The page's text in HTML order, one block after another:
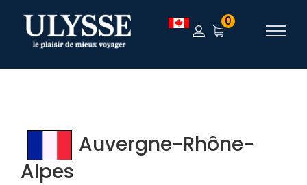
TEST 0
Auvergne-Rhône-
Alpes